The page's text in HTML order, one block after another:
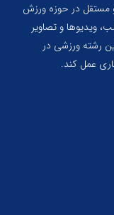
مستقل در حوزه ورزش
ویدیوها و تصاویر
رشته ورزشی در
عمل کند.